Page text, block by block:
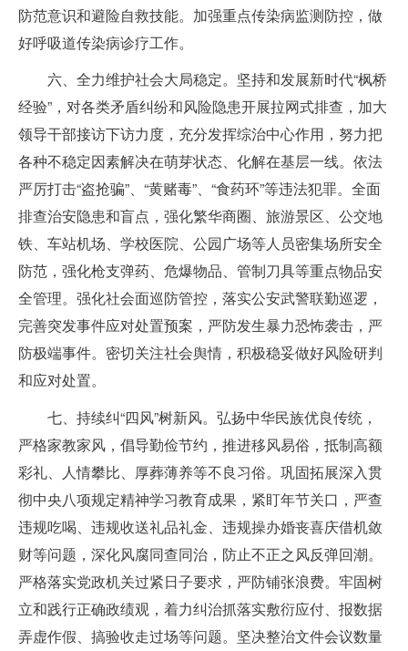
防范意识和避险自救技能。加强重点传染病监测防控，做
好呼吸道传染病诊疗工作。
六、全力维护社会大局稳定。坚持和发展新时代“枫桥
经验”，对各类矛盾纠纷和风险隐患开展拉网式排查，加大
领导干部接访下访力度，充分发挥综治中心作用，努力把
各种不稳定因素解决在萌芽状态、化解在基层一线。依法
严厉打击“盗抢骗”、“黄赌毒”、“食药环”等违法犯罪。全面
排查治安隐患和盲点，强化繁华商圈、旅游景区、公交地
铁、车站机场、学校医院、公园广场等人员密集场所安全
防范，强化枪支弹药、危爆物品、管制刀具等重点物品安
全管理。强化社会面巡防管控，落实公安武警联勤巡逻，
完善突发事件应对处置预案，严防发生暴力恐怖袭击，严
防极端事件。密切关注社会舆情，积极稳妥做好风险研判
和应对处置。
七、持续纠“四风”树新风。弘扬中华民族优良传统，
严格家教家风，倡导勤俭节约，推进移风易俗，抵制高额
彩礼、人情攀比、厚葬薄养等不良习俗。巩固拓展深入贯
彻中央八项规定精神学习教育成果，紧盯年节关口，严查
违规吃喝、违规收送礼品礼金、违规操办婚丧喜庆借机敛
财等问题，深化风腐同查同治，防止不正之风反弹回潮。
严格落实党政机关过紧日子要求，严防铺张浪费。牢固树
立和践行正确政绩观，着力纠治抓落实敷衍应付、报数据
弄虚作假、搞验收走过场等问题。坚决整治文件会议数量